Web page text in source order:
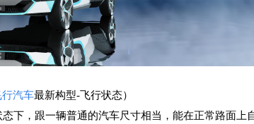
行汽车最新构型-飞行状态）
态下，跟一辆普通的汽车尺寸相当，能在正常路面上